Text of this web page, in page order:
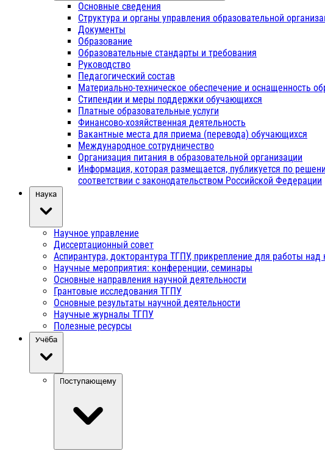
Основные сведения
Структура и органы управления образовательной
Документы
Образование
Образовательные стандарты и требования
Руководство
Педагогический состав
Материально-техническое обеспечение и оснащенность
Стипендии и меры поддержки обучающихся
Платные образовательные услуги
Финансово-хозяйственная деятельность
Вакантные места для приема (перевода) обучающихся
Международное сотрудничество
Организация питания в образовательной организации
Информация, которая размещается, публикуется по
соответствии с законодательством Российской Федерации
Наука
Научное управление
Диссертационный совет
Аспирантура, докторантура ТГПУ, прикрепление для работы над
Научные мероприятия: конференции, семинары
Основные направления научной деятельности
Грантовые исследования ТГПУ
Основные результаты научной деятельности
Научные журналы ТГПУ
Полезные ресурсы
Учёба
Поступающему